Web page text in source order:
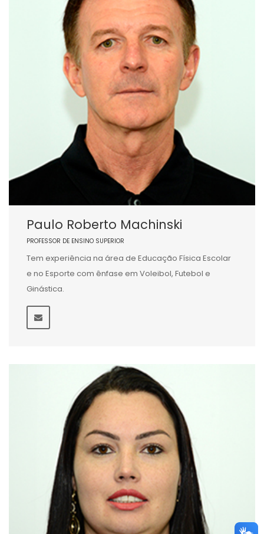
Paulo Roberto Machinski
PROFESSOR DE ENSINO SUPERIOR
Tem experiência na área de Educação Física Escolar
e no Esporte com ênfase em Voleibol, Futebol e
Ginástica.